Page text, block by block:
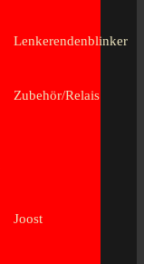
Lenkerendenblinker
Zubehör/Relais
Joost